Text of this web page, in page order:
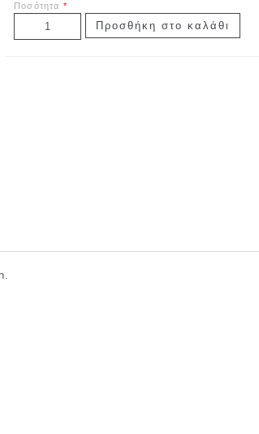
Ποσότητα *